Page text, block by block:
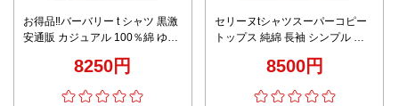
お得品‼バーバリー t シャツ 黒激
安通販 カジュアル 100％綿 ゆっ
8250円
セリーヌtシャツスーパーコピー
トップス 純綿 長袖 シンプル 丸
8500円